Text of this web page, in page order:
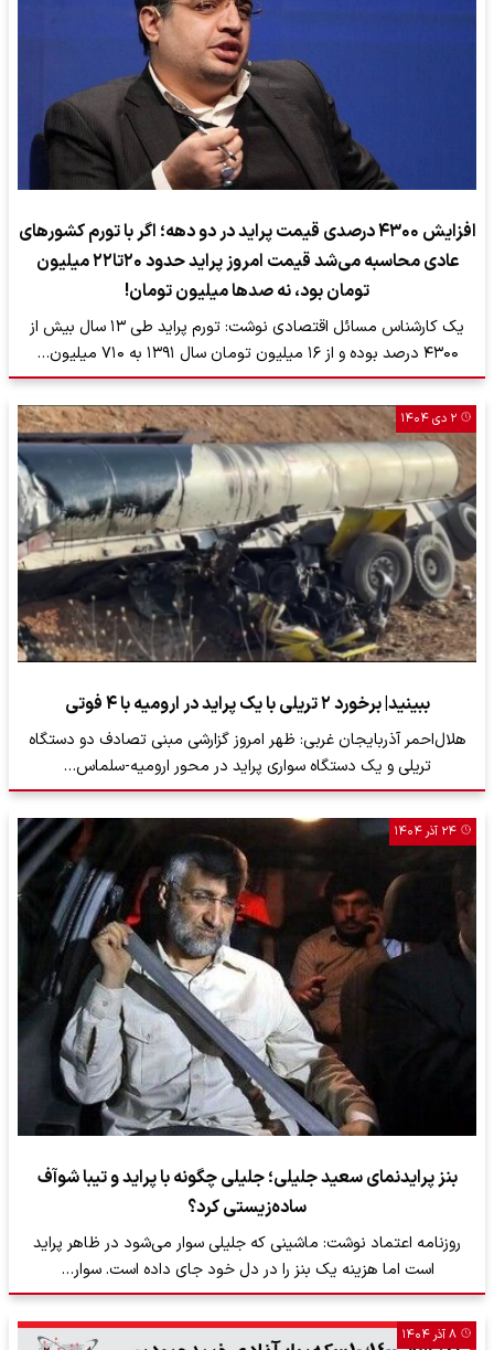
افزایش ۴۳۰۰ درصدی قیمت پراید در دو دهه؛ اگر با تورم کشورهای
عادی محاسبه می‌شد قیمت امروز پراید حدود ۲۰تا۲۲ میلیون
تومان بود، نه صدها میلیون تومان!
یک کارشناس مسائل اقتصادی نوشت: تورم پراید طی ۱۳ سال بیش از
۴۳۰۰ درصد بوده و از ۱۶ میلیون تومان سال ۱۳۹۱ به ۷۱۰ میلیون…
۲ دی ۱۴۰۴
ببینید| برخورد ۲ تریلی با یک پراید در ارومیه با ۴ فوتی
هلال‌احمر آذربایجان غربی: ظهر امروز گزارشی مبنی تصادف دو دستگاه
تریلی و یک دستگاه سواری پراید در محور ارومیه-سلماس…
۲۴ آذر ۱۴۰۴
بنز پرایدنمای سعید جلیلی؛ جلیلی چگونه با پراید و تیبا شوآف
ساده‌زیستی کرد؟
روزنامه اعتماد نوشت: ماشینی که جلیلی سوار می‌شود در ظاهر پراید
است اما هزینه یک بنز را در دل خود جای داده است. سوار…
۸ آذر ۱۴۰۴